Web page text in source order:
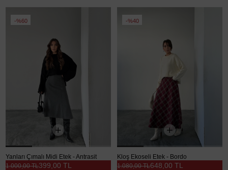
%60
Yanları Çımalı Midi Etek - Antrasit
399,00 TL
1.000,00 TL
%40
Kloş Ekoseli Etek - Bordo
648,00 TL
1.080,00 TL